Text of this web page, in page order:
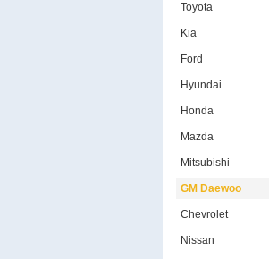
Toyota
Kia
Ford
Hyundai
Honda
Mazda
Mitsubishi
GM Daewoo
Chevrolet
Nissan